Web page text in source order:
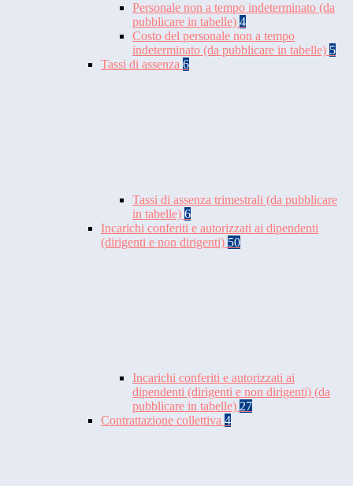
Personale non a tempo indeterminato (da
pubblicare in tabelle) 4
Costo del personale non a tempo
indeterminato (da pubblicare in tabelle) 5
Tassi di assenza 6
Tassi di assenza trimestrali (da pubblicare
in tabelle) 6
Incarichi conferiti e autorizzati ai dipendenti
(dirigenti e non dirigenti) 50
Incarichi conferiti e autorizzati ai
dipendenti (dirigenti e non dirigenti) (da
pubblicare in tabelle) 27
Contrattazione collettiva 4